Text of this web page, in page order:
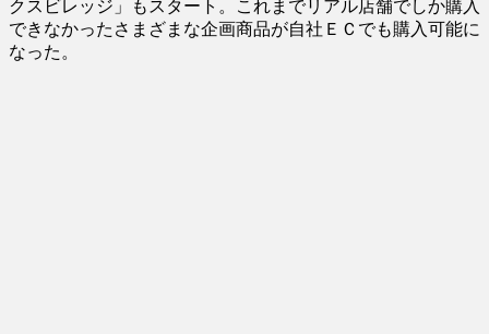
クスビレッジ」もスタート。これまでリアル店舗でしか購入
できなかったさまざまな企画商品が自社ＥＣでも購入可能に
なった。